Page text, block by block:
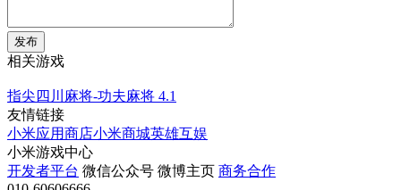
发布
相关游戏
指尖四川麻将-功夫麻将 4.1
友情链接
小米应用商店小米商城英雄互娱
小米游戏中心
开发者平台 微信公众号 微博主页 商务合作